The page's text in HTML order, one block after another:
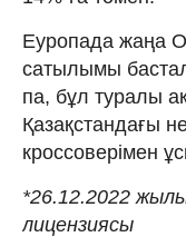
Еуропада жаңа
сатылымы
па, бұл туралы
Қазақстандағы
кроссоверімен
*26.12.2022
лицензиясы